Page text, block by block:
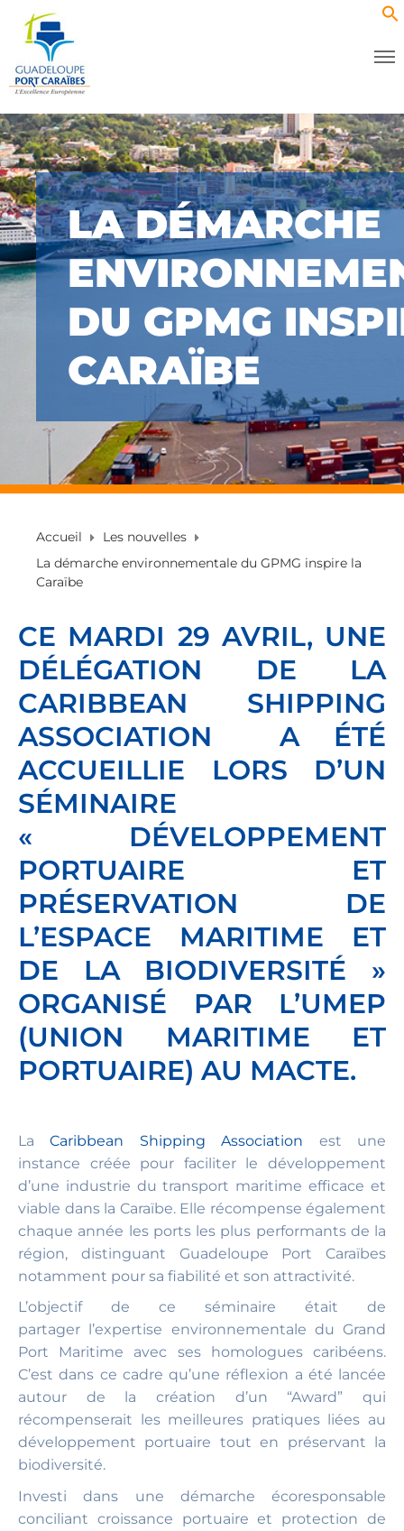
LA DÉMARCHE
DU GPMG
CARAÏBE
Accueil
Les nouvelles
La démarche environnementale du GPMG inspire la
Caraïbe
CE MARDI 29 AVRIL, UNE
DÉLÉGATION DE LA
CARIBBEAN SHIPPING
ASSOCIATION A ÉTÉ
ACCUEILLIE LORS D’UN
SÉMINAIRE
« DÉVELOPPEMENT
PORTUAIRE ET
PRÉSERVATION DE
L’ESPACE MARITIME ET
DE LA BIODIVERSITÉ »
ORGANISÉ PAR L’UMEP
(UNION MARITIME ET
PORTUAIRE) AU MACTE.
LaCaribbean Shipping Association est une
instance créée pour faciliter le développement
d’une industrie du transport maritime efficace et
viable dans la Caraïbe. Elle récompense également
chaque année les ports les plus performants de la
région, distinguant Guadeloupe Port Caraïbes
notamment pour sa fiabilité et son attractivité.
L’objectif de ce séminaire était de
partager l’expertise environnementale du Grand
Port Maritime avec ses homologues caribéens.
C’est dans ce cadre qu’une réflexion a été lancée
autour de la création d’un “Award” qui
récompenserait les meilleures pratiques liées au
développement portuaire tout en préservant la
biodiversité.
Investi dans une démarche écoresponsable
conciliant croissance portuaire et protection de